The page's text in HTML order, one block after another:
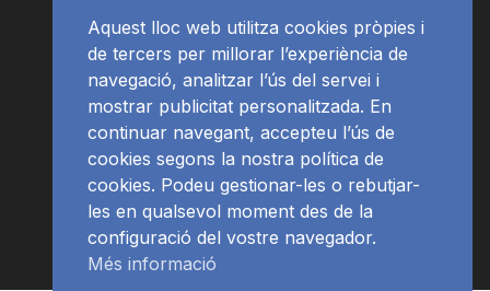
Aquest lloc web utilitza cookies pròpies i
de tercers per millorar l’experiència de
navegació, analitzar l’ús del servei i
mostrar publicitat personalitzada. En
continuar navegant, accepteu l’ús de
cookies segons la nostra política de
cookies. Podeu gestionar-les o rebutjar-
les en qualsevol moment des de la
configuració del vostre navegador.
Més informació